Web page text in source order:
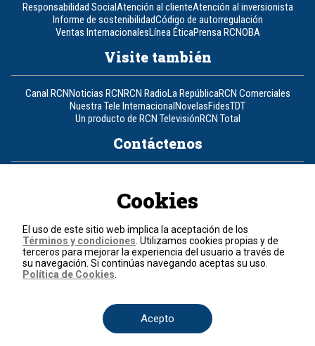
Responsabilidad SocialAtención al clienteAtención al inversionista
Informe de sostenibilidadCódigo de autorregulación
Ventas InternacionalesLínea ÉticaPrensa RCNOBA
Visite también
Canal RCNNoticias RCNRCN RadioLa RepúblicaRCN Comerciales
Nuestra Tele InternacionalNovelasFidesTDT
Un producto de RCN TelevisiónRCN Total
Contáctenos
Política de cookies
Términos y condiciones
© 2026, RCN Medios.
Todos los derechos reservados.
Cookies
El uso de este sitio web implica la aceptación de los
Términos y condiciones . Utilizamos cookies propias y de
terceros para mejorar la experiencia del usuario a través de
su navegación. Si continúas navegando aceptas su uso.
Política de Cookies
Acepto